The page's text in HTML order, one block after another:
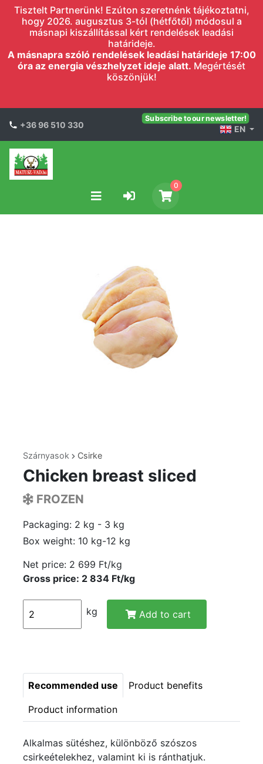
Tisztelt Partnerünk! Ezúton szeretnénk tájékoztatni,
hogy 2026. augusztus 3-tól (hétfőtől) módosul a
másnapi kiszállítással kért rendelések leadási
határideje.
A másnapra szóló rendelések leadási határideje 17:00
óra az energia vészhelyzet ideje alatt. Megértését
köszönjük!
+36 96 510 330
Subscribe to our newsletter!
EN
0
Szárnyasok Csirke
Chicken breast sliced
FROZEN
Packaging: 2 kg - 3 kg
Box weight: 10 kg-12 kg
Net price: 2 699 Ft/kg
Gross price: 2 834 Ft/kg
kg Add to cart
Recommended use Product benefits
Product information
Alkalmas sütéshez, különböző szószos
csirkeételekhez, valamint ki is ránthatjuk.